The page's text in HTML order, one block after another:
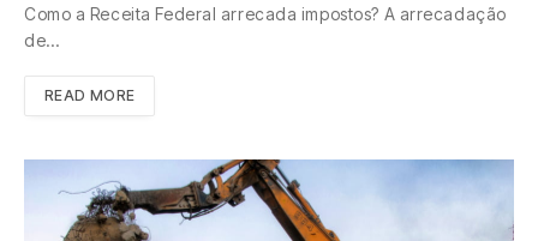
Como a Receita Federal arrecada impostos? A arrecadação
de…
READ MORE